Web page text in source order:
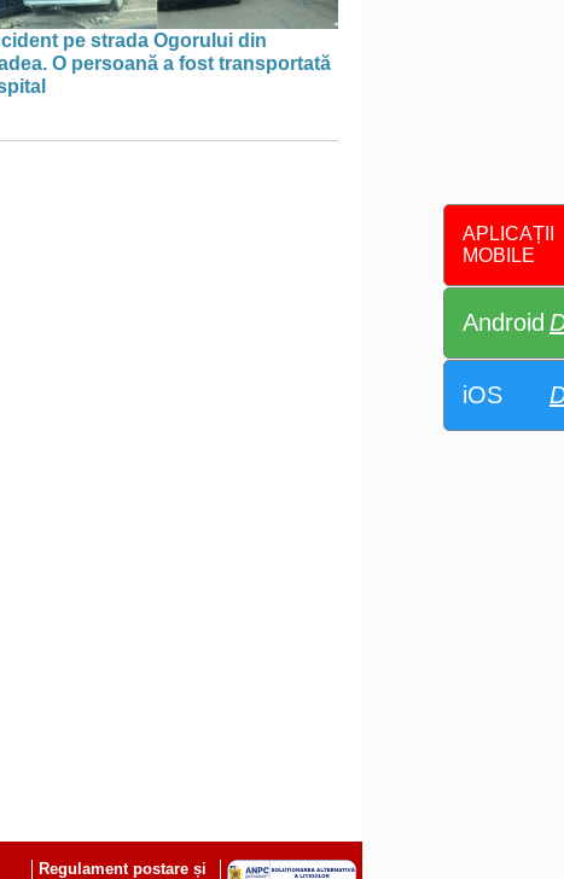
APLICAȚII
MOBILE
Android
iOS
pe strada Ogorului din
O persoană a fost transportată
Regulament postare și